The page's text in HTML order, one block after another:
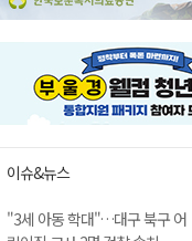
이슈&뉴스
"3세 아동 학대"…대구 북구 어